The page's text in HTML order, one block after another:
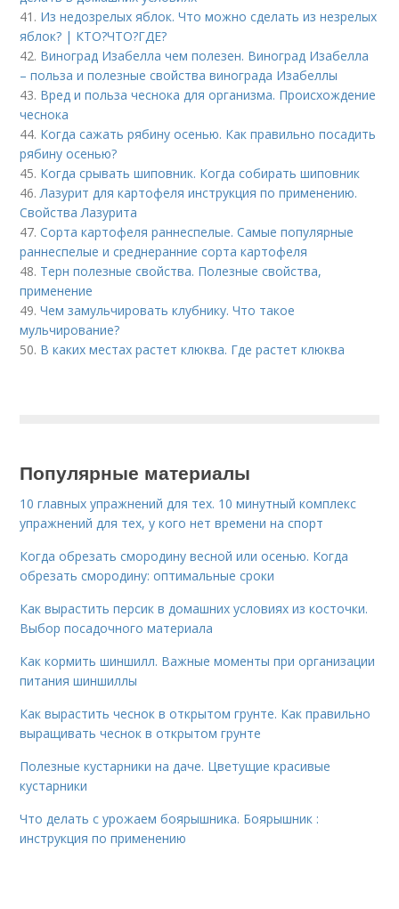
41. Из недозрелых яблок. Что можно сделать из незрелых
яблок? | КТО?ЧТО?ГДЕ?
42. Виноград Изабелла чем полезен. Виноград Изабелла
– польза и полезные свойства винограда Изабеллы
43. Вред и польза чеснока для организма. Происхождение
чеснока
44. Когда сажать рябину осенью. Как правильно посадить
рябину осенью?
45. Когда срывать шиповник. Когда собирать шиповник
46.Лазурит для картофеля инструкция по применению.
Свойства Лазурита
47.Сорта картофеля раннеспелые. Cамые популярные
раннеспелые и среднеранние сорта картофеля
48. Терн полезные свойства. Полезные свойства,
применение
49.Чем замульчировать клубнику. Что такое
мульчирование?
50. В каких местах растет клюква. Где растет клюква
Популярные материалы
10 главных упражнений для тех. 10 минутный комплекс
упражнений для тех, у кого нет времени на спорт
Когда обрезать смородину весной или осенью. Когда
обрезать смородину: оптимальные сроки
Как вырастить персик в домашних условиях из косточки.
Выбор посадочного материала
Как кормить шиншилл. Важные моменты при организации
питания шиншиллы
Как вырастить чеснок в открытом грунте. Как правильно
выращивать чеснок в открытом грунте
Полезные кустарники на даче. Цветущие красивые
кустарники
Что делать с урожаем боярышника. Боярышник :
инструкция по применению